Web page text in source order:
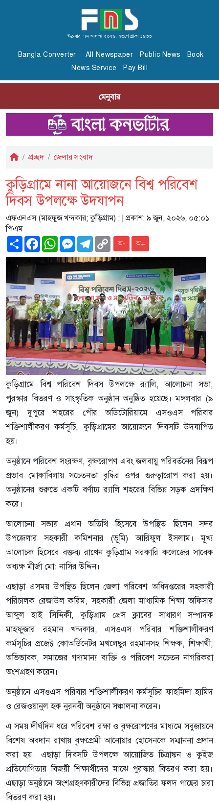
শুক্রবার, ৭ম আগস্ট ২০২৬, ২৩শে শ্রাবণ ১৪৩৩
Bangla Converter All Newspaper Public News
Book
News Service
Pay Bill
মেনুবার
প্রচ্ছদ জেলার সংবাদ
কুড়িগ্রামে নানা আয়োজনে বিশ্ব পরিবেশ
দিবস উপলক্ষে উদযাপন
এফএনএস (মাহফুজ খন্দকার; কুড়িগ্রাম) : | প্রকাশ: ৯ জুন, ২০২৬, ০৫:০১
পিএম
ShareFacebookWhatsAppMessenger
Telegram
Copy
Link
অ- অ+
কুড়িগ্রামে বিশ্ব পরিবেশ দিবস উপলক্ষে র‌্যালি, আলোচনা সভা,
পুরস্কার বিতরণ ও সাংস্কৃতিক অনুষ্ঠান অনুষ্ঠিত হয়েছে। মঙ্গলবার (৯
জুন) দুপুরে শহরের পৌর অডিটোরিয়ামে এসওএস পরিবার
শক্তিশালীকরণ কর্মসূচি, কুড়িগ্রামের আয়োজনে দিবসটি উদযাপিত
হয়।
অনুষ্ঠানে পরিবেশ সংরক্ষণ, বৃক্ষরোপণ এবং জলবায়ু পরিবর্তনের বিরূপ
প্রভাব মোকাবিলায় সচেতনতা বৃদ্ধির ওপর গুরুত্বারোপ করা হয়।
অনুষ্ঠানের শুরুতে একটি বর্ণাঢ্য র‌্যালি শহরের বিভিন্ন সড়ক প্রদক্ষিণ
করে।
আলোচনা সভায় প্রধান অতিথি হিসেবে উপস্থিত ছিলেন সদর
উপজেলার সহকারী কমিশনার (ভূমি) আরিফুল ইসলাম। মূখ্য
আলোচক হিসেবে বক্তব্য রাখেন কুড়িগ্রাম সরকারি কলেজের সাবেক
অধ্যক্ষ মীর্জা মো: নাসির উদ্দিন।
এছাড়া এসময় উপস্থিত ছিলেন জেলা পরিবেশ অধিদপ্তরের সহকারী
পরিচালক রেজাউল করিম, সহকারী জেলা মাধ্যমিক শিক্ষা অফিসার
আব্দুল হাই সিদ্দিকী, কুড়িগ্রাম প্রেস ক্লাবের সাধারণ সম্পাদক
মাহফুজার রহমান খন্দকার, এসওএস পরিবার শক্তিশালীকরণ
কর্মসূচির প্রজেক্ট কোঅর্ডিনেটর মখলেছুর রহমানসহ শিক্ষক, শিক্ষার্থী,
অভিভাবক, সমাজের গণ্যমান্য ব্যক্তি ও পরিবেশ সচেতন নাগরিকরা
অংশগ্রহণ করেন।
অনুষ্ঠানে এসওএস পরিবার শক্তিশালীকরণ কর্মসূচির ফাহমিদা হামিদ
ও রেজওয়ানুল হক নুরনবী অনুষ্ঠানে সঞ্চালনা করেন।
এ সময় দীর্ঘদিন ধরে পরিবেশ রক্ষা ও বৃক্ষরোপণের মাধ্যমে সবুজায়নে
বিশেষ অবদান রাখায় বৃক্ষপ্রেমী আনোয়ার হোসেনকে সম্মাননা প্রদান
করা হয়। এছাড়া দিবসটি উপলক্ষে আয়োজিত চিত্রাঙ্কন ও কুইজ
প্রতিযোগিতায় বিজয়ী শিক্ষার্থীদের মাঝে পুরস্কার বিতরণ করা হয়।
এছাড়া অনুষ্ঠানে অংশগ্রহণকারীদের বিভিন্ন প্রজাতির ফলদ গাছের চারা
বিতরণ করা হয়।